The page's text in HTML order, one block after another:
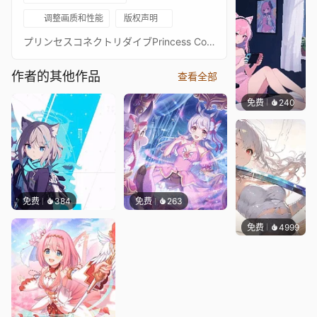
调整画质和性能 版权声明
プリンセスコネクトリダイブPrincess Connect! Re: Dive超异域公主连结！Re: Dive3星 泳装 千歌 3★ 主页动画壁纸3★チカ（サマー） - Chika通过 Waifu2x 降噪放大 + FFmpeg 60FPS 补帧处理21:9 带鱼屏适配版：https://steamcommunity.com/sharedfiles/filedetails/?id=2576677238PCR 16:9 合集：https://steamcommunity.com/sharedfiles/filedetails/?id=2134024999PCR 21:9 合集：https://steamcommunity.com/sharedfiles/filedetails/?id=2137377323
作者的其他作品 查看全部
免费 384 免费 263
免费 240好看
免费 4999